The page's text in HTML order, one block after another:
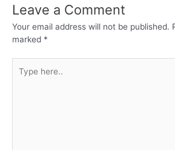
Leave a Comment
Your email address will not be published.
marked *